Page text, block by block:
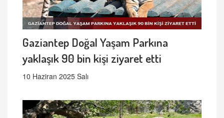
Gaziantep Doğal Yaşam Parkına
yaklaşık 90 bin kişi ziyaret etti
10 Haziran 2025 Salı